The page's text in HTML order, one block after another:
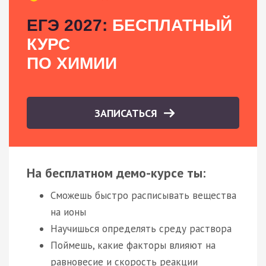
ЕГЭ 2027: БЕСПЛАТНЫЙ
КУРС
ПО ХИМИИ
ЗАПИСАТЬСЯ
На бесплатном демо-курсе ты:
Сможешь быстро расписывать вещества
на ионы
Научишься определять среду раствора
Поймешь, какие факторы влияют на
равновесие и скорость реакции